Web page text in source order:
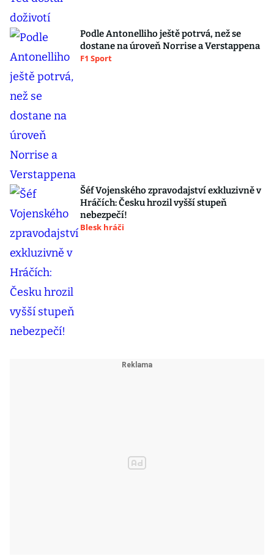
Podle Antonelliho ještě potrvá, než se
dostane na úroveň Norrise a Verstappena
F1 Sport
Šéf Vojenského zpravodajství exkluzivně v
Hráčích: Česku hrozil vyšší stupeň
nebezpečí!
Blesk hráči